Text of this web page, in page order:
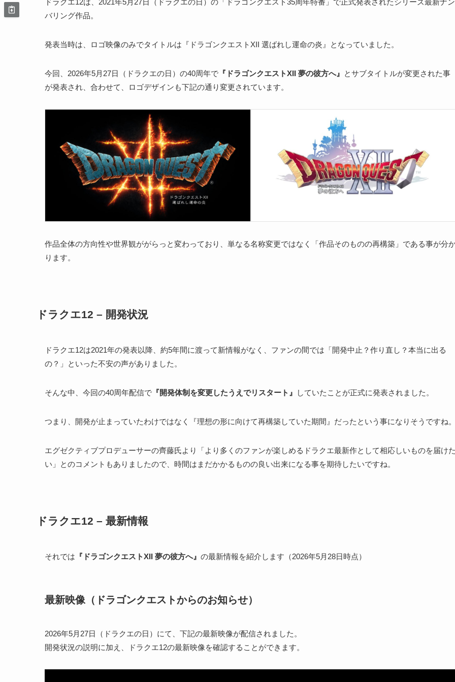
バリング作品。
発表当時は、ロゴ映像のみでタイトルは『ドラゴンクエストXII 選ばれし運命の炎』となっていました。
今回、2026年5月27日（ドラクエの日）の40周年で 『ドラゴンクエストXII 夢の彼方へ』 とサブタイトルが変更された事
が発表され、合わせて、ロゴデザインも下記の通り変更されています。
作品全体の方向性や世界観ががらっと変わっており、単なる名称変更ではなく「作品そのものの再構築」である事が分
ります。
ドラクエ12 – 開発状況
ドラクエ12は2021年の発表以降、約5年間に渡って新情報がなく、ファンの間では「開発中止？作り直し？本当に出る
の？」といった不安の声がありました。
そんな中、今回の40周年配信で 『開発体制を変更したうえでリスタート』 していたことが正式に発表されました。
つまり、開発が止まっていたわけではなく『理想の形に向けて再構築していた期間』だったという事になりそうですね。
エグゼクティブプロデューサーの齊藤氏より「より多くのファンが楽しめるドラクエ最新作として相応しいものを届けた
い」とのコメントもありましたので、時間はまだかかるものの良い出来になる事を期待したいですね。
ドラクエ12 – 最新情報
それでは 『ドラゴンクエストXII 夢の彼方へ』 の最新情報を紹介します（2026年5月28日時点）
最新映像（ドラゴンクエストからのお知らせ）
2026年5月27日（ドラクエの日）にて、下記の最新映像が配信されました。
開発状況の説明に加え、ドラクエ12の最新映像を確認することができます。